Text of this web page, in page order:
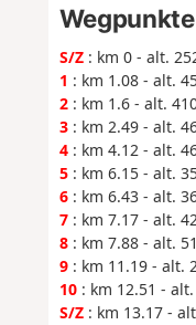
Wegpunkte
S/Z: km 0 - alt.
1 : km 1.08 - alt.
2: km 1.6 - alt.
3: km 2.49 - alt.
4: km 4.12 - alt.
5: km 6.15 - alt.
6: km 6.43 - alt.
7: km 7.17 - alt.
8: km 7.88 - alt.
9: km 11.19 - alt.
10: km 12.51 -
S/Z: km 13.17 -